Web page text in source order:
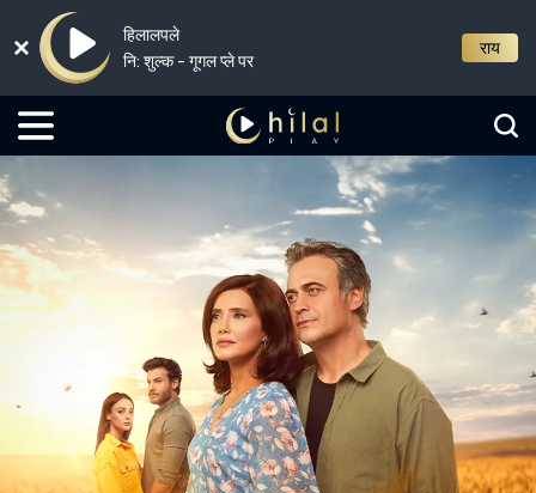
हिलालपले
नि: शुल्क - गूगल प्ले पर
राय